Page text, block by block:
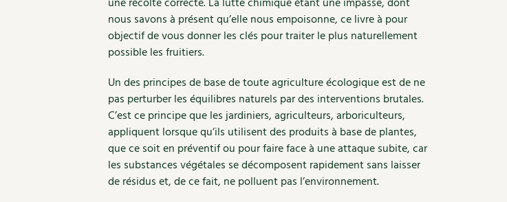
nous savons à présent qu’elle nous empoisonne, ce livre à pour
objectif de vous donner les clés pour traiter le plus naturellement
possible les fruitiers.
Un des principes de base de toute agriculture écologique est de ne
pas perturber les équilibres naturels par des interventions brutales.
C’est ce principe que les jardiniers, agriculteurs, arboriculteurs,
appliquent lorsque qu’ils utilisent des produits à base de plantes,
que ce soit en préventif ou pour faire face à une attaque subite, car
les substances végétales se décomposent rapidement sans laisser
de résidus et, de ce fait, ne polluent pas l’environnement.